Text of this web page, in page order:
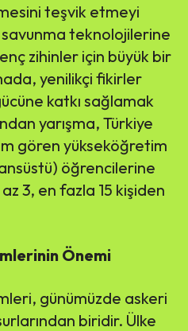
teşvik etmeyi
teknolojilerine
zihinler için büyük bir
yenilikçi fikirler
katkı sağlamak
yarışma, Türkiye
gören yükseköğretim
öğrencilerine
3, en fazla 15 kişiden
Önemi
günümüzde askeri
biridir. Ülke